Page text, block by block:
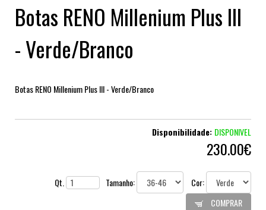
Botas RENO Millenium Plus III
- Verde/Branco
Botas RENO Millenium Plus III - Verde/Branco
Disponibilidade: DISPONIVEL
230.00€
Qt. Tamanho:
Cor:
COMPRAR